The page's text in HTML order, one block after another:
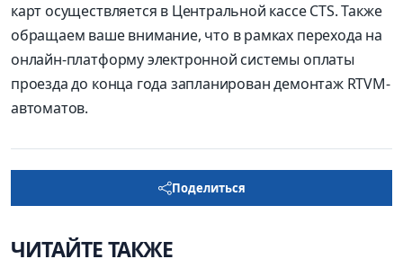
карт осуществляется в Центральной кассе CTS. Также
обращаем ваше внимание, что в рамках перехода на
онлайн-платформу электронной системы оплаты
проезда до конца года запланирован демонтаж RTVM-
автоматов.
Поделиться
ЧИТАЙТЕ ТАКЖЕ